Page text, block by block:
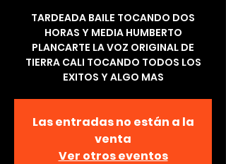
TARDEADA BAILE TOCANDO DOS
HORAS Y MEDIA HUMBERTO
PLANCARTE LA VOZ ORIGINAL DE
TIERRA CALI TOCANDO TODOS LOS
EXITOS Y ALGO MAS
Las entradas no están a la
venta
Ver otros eventos